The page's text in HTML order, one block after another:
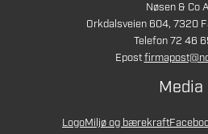
Nøsen & Co
Orkdalsveien 604, 7320
Telefon 72 46
Epost
Media
LogoMiljø og bærekraft